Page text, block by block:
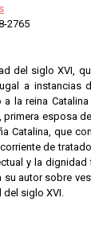
2765
del siglo XVI,
a instancias
la reina
primera esposa
Catalina, que
de
y la
autor sobre
del siglo XVI.